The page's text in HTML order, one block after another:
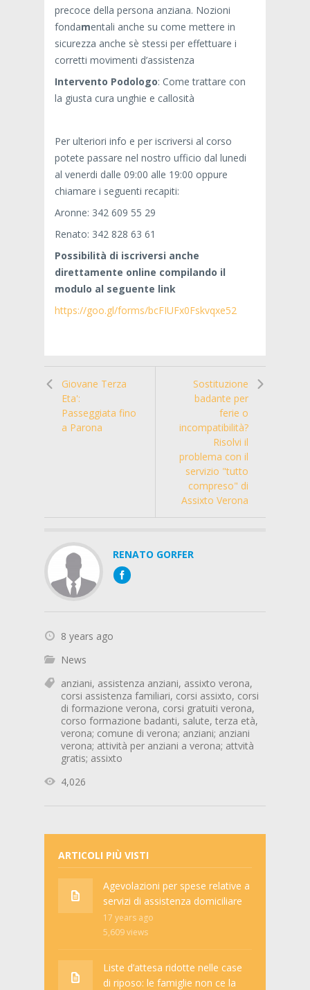
precoce della persona anziana. Nozioni
fondamentali anche su come mettere in
sicurezza anche sè stessi per effettuare i
corretti movimenti d’assistenza
Intervento Podologo: Come trattare con
la giusta cura unghie e callosità
Per ulteriori info e per iscriversi al corso
potete passare nel nostro ufficio dal lunedi
al venerdi dalle 09:00 alle 19:00 oppure
chiamare i seguenti recapiti:
Aronne: 342 609 55 29
Renato: 342 828 63 61
Possibilità di iscriversi anche
direttamente online compilando il
modulo al seguente link
https://goo.gl/forms/bcFIUFx0Fskvqxe52
Giovane Terza
Eta':
Passeggiata fino
a Parona
Sostituzione
badante per
ferie o
incompatibilità?
Risolvi il
problema con il
servizio "tutto
compreso" di
Assixto Verona
RENATO GORFER
8 years ago
News
anziani, assistenza anziani, assixto verona,
corsi assistenza familiari, corsi assixto, corsi
di formazione verona, corsi gratuiti verona,
corso formazione badanti, salute, terza età,
verona; comune di verona; anziani; anziani
verona; attività per anziani a verona; attvità
gratis; assixto
4,026
ARTICOLI PIÙ VISTI
Agevolazioni per spese relative a
servizi di assistenza domiciliare
17 years ago
5,609views
Liste d’attesa ridotte nelle case
di riposo: le famiglie non ce la